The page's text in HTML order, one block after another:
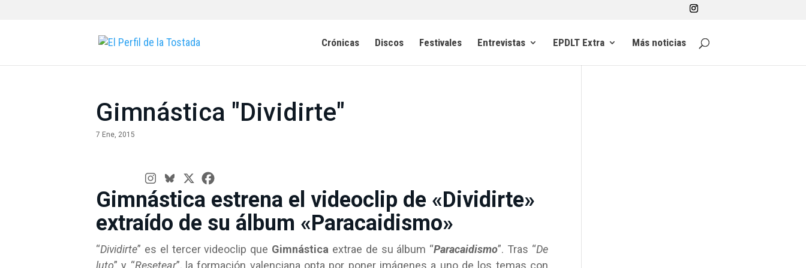
Crónicas Discos Festivales Entrevistas EPDLT Extra Más noticias
Gimnástica "Dividirte"
7 Ene, 2015
Gimnástica estrena el videoclip de «Dividirte»
extraído de su álbum «Paracaidismo»
“Dividirte” es el tercer videoclip que Gimnástica extrae de su álbum “Paracaidismo”. Tras “De
luto” y “Resetear”, la formación valenciana opta por poner imágenes a uno de los temas con